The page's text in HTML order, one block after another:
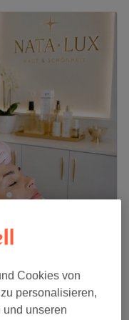
&
75 €
Cookies von
personalisieren,
und unseren